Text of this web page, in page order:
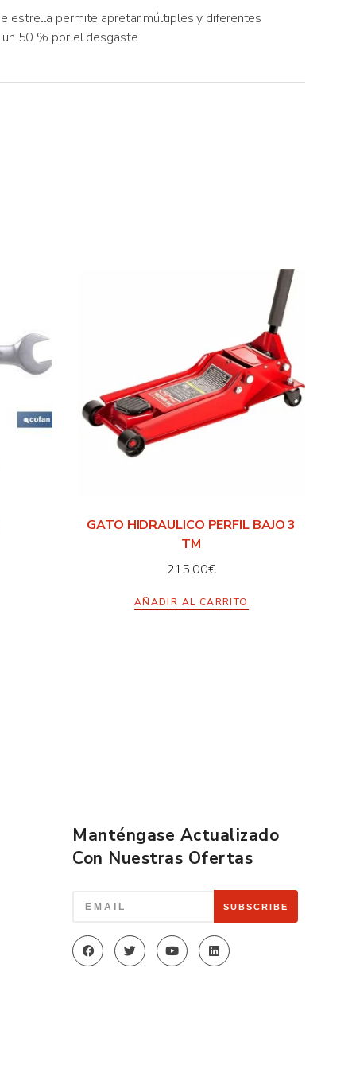
estrella permite apretar múltiples y diferentes
50 % por el desgaste.
GATO HIDRAULICO PERFIL BAJO 3
TM
215.00€
AÑADIR AL CARRITO
Manténgase Actualizado
Con Nuestras Ofertas
SUBSCRIBE